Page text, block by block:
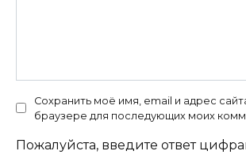
Сохранить моё имя, email и адрес
браузере для последующих моих
Пожалуйста, введите ответ